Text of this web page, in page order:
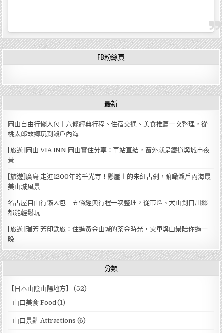
FB粉絲頁
最新
岡山自由行懶人包｜六條經典行程、住宿交通、美食推薦一次整理，從
桃太郎故鄉玩到瀨戶內海
[旅遊]岡山 VIA INN 岡山實住分享：車站直結，窗外就是鐵道與城市夜
景
[旅遊]廣島 走進1200年的千光寺！懸崖上的朱紅古剎，俯瞰瀨戶內海最
美山城風景
名古屋自由行懶人包｜五條經典行程一次整理，從市區、犬山到白川鄉
都能輕鬆玩
[旅遊]瑞芳 芳印鉄旅：住進黃金山城的茶金時光，火車與山景陪你過一
晚
分類
【日本山陰山陽地方】
(52)
山口美食 Food (1)
山口景點 Attractions (6)